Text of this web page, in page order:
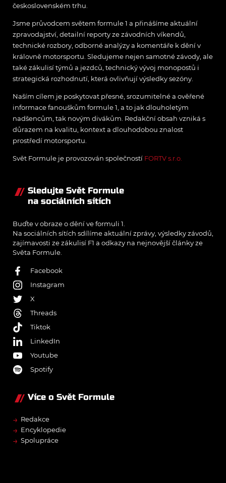
československém trhu.
Jsme průvodcem světem formule 1 a přinášíme aktuální
zpravodajství, detailní reporty ze závodních víkendů,
technické rozbory, odborné analýzy a komentáře k dění v
královně motorsportu. Sledujeme nejen samotné závody, ale
také zákulisí týmů a jezdců, technický vývoj monopostů i
strategická rozhodnutí, která ovlivňují výsledky sezóny.
Naším cílem je poskytovat přesné, srozumitelné a ověřené
informace fanouškům formule 1, a to jak dlouholetým
nadšencům, tak novým divákům. Redakční obsah vzniká s
důrazem na kvalitu, kontext a dlouhodobou znalost
prostředí motorsportu.
Svět Formule je provozován společností FORTV s.r.o.
Sledujte Svět Formule
na sociálních sítích
Buďte v obraze o dění ve formuli 1.
Na sociálních sítích sdílíme aktuální zprávy, výsledky závodů,
zajímavosti ze zákulisí F1 a odkazy na nejnovější články ze
Světa Formule.
Facebook
Instagram
X
Threads
Tiktok
LinkedIn
Youtube
Spotify
Více o Svět Formule
→ Redakce
→ Encyklopedie
→ Spolupráce